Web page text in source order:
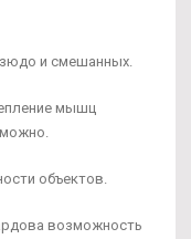
и смешанных.
мышц
объектов.
возможность